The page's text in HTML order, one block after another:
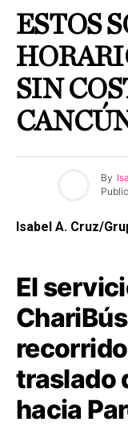
ESTOS
SIN
By
Isabel A. Cruz/
El
traslado
hacia